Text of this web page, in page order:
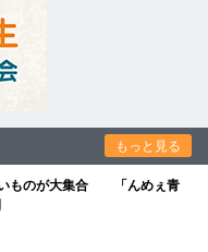
もっと見る
いものが大集合 「んめぇ青